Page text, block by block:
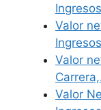
Valor
Valor
Valor